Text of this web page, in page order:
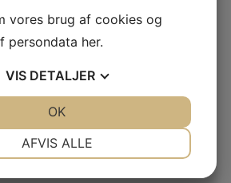
mm 200 cm
110mm.
vores brug af cookies og
persondata her.
VIS DETALJER
AFVIS ALLE
OK